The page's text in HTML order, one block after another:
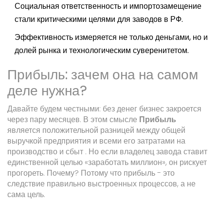
Социальная ответственность и импортозамещение
стали критическими целями для заводов в РФ.
Эффективность измеряется не только деньгами, но и
долей рынка и технологическим суверенитетом.
Прибыль: зачем она на самом
деле нужна?
Давайте будем честными: без денег бизнес закроется
через пару месяцев. В этом смысле Прибыль
является положительной разницей между общей
выручкой предприятия и всеми его затратами на
производство и сбыт . Но если владелец завода ставит
единственной целью «заработать миллион», он рискует
прогореть. Почему? Потому что прибыль - это
следствие правильно выстроенных процессов, а не
сама цель.